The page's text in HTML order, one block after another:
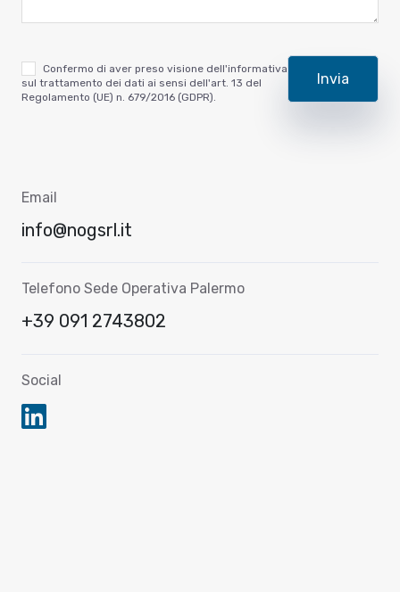
Confermo di aver preso visione dell'informativa
sul trattamento dei dati ai sensi dell'art. 13 del
Regolamento (UE) n. 679/2016 (GDPR).
Email
info@nogsrl.it
Telefono Sede Operativa Palermo
+39 091 2743802
Social